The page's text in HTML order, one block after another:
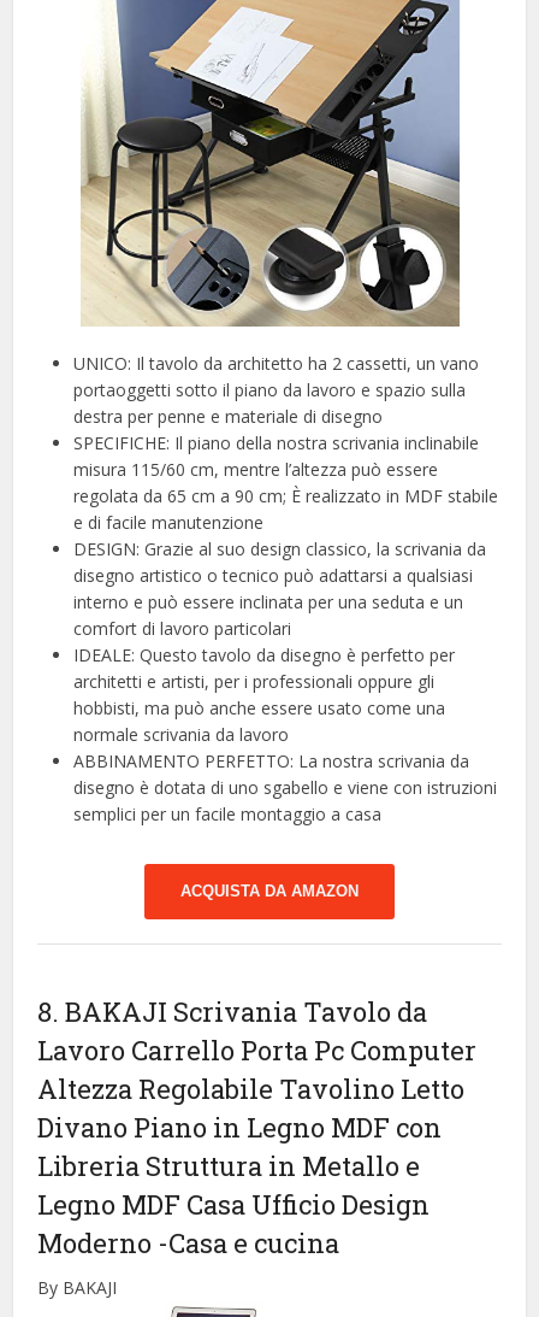
UNICO: Il tavolo da architetto ha 2 cassetti, un vano
portaoggetti sotto il piano da lavoro e spazio sulla
destra per penne e materiale di disegno
SPECIFICHE: Il piano della nostra scrivania inclinabile
misura 115/60 cm, mentre l’altezza può essere
regolata da 65 cm a 90 cm; È realizzato in MDF stabile
e di facile manutenzione
DESIGN: Grazie al suo design classico, la scrivania da
disegno artistico o tecnico può adattarsi a qualsiasi
interno e può essere inclinata per una seduta e un
comfort di lavoro particolari
IDEALE: Questo tavolo da disegno è perfetto per
architetti e artisti, per i professionali oppure gli
hobbisti, ma può anche essere usato come una
normale scrivania da lavoro
ABBINAMENTO PERFETTO: La nostra scrivania da
disegno è dotata di uno sgabello e viene con istruzioni
semplici per un facile montaggio a casa
ACQUISTA DA AMAZON
8. BAKAJI Scrivania Tavolo da
Lavoro Carrello Porta Pc Computer
Altezza Regolabile Tavolino Letto
Divano Piano in Legno MDF con
Libreria Struttura in Metallo e
Legno MDF Casa Ufficio Design
Moderno -Casa e cucina
By BAKAJI